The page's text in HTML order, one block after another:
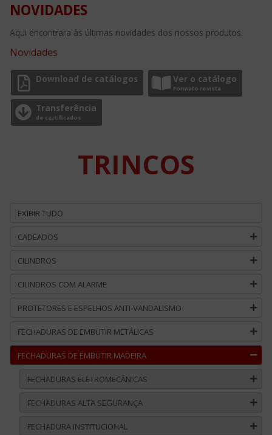
NOVIDADES
Aqui encontrara às últimas novidades dos nossos produtos.
Novidades
Download de catálogos Ver o catálogo
Formato revista
Transferência
de certificados
TRINCOS
EXIBIR TUDO
CADEADOS
CILINDROS
CILINDROS COM ALARME
PROTETORES E ESPELHOS ANTI-VANDALISMO
FECHADURAS DE EMBUTIR METÁLICAS
FECHADURAS DE EMBUTIR MADEIRA
FECHADURAS ELETROMECÂNICAS
FECHADURAS ALTA SEGURANÇA
FECHADURA INSTITUCIONAL